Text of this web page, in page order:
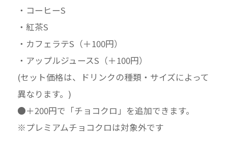
・コーヒーS
・紅茶S
・カフェラテS（＋100円）
・アップルジュースS（＋100円）
(セット価格は、ドリンクの種類・サイズによって
異なります。)
●＋200円で「チョコクロ」を追加できます。
※プレミアムチョコクロは対象外です